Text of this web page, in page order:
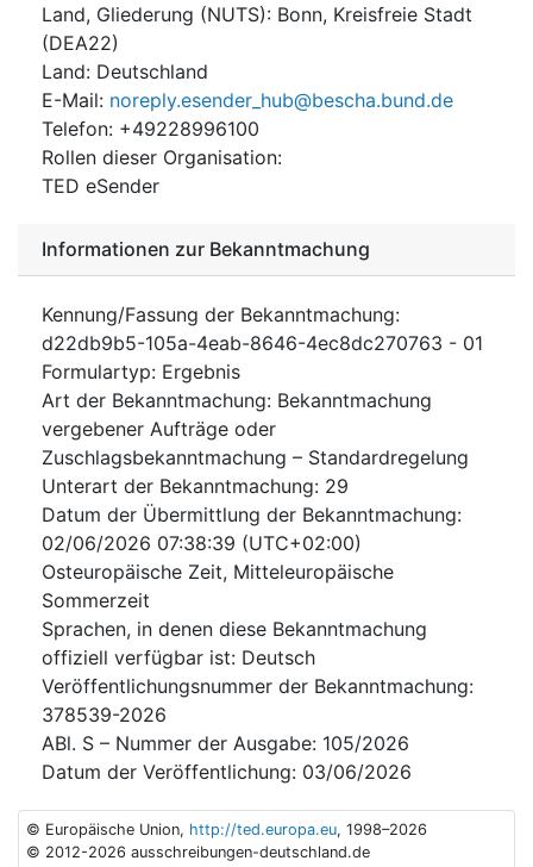
Land, Gliederung (NUTS): Bonn, Kreisfreie Stadt
(DEA22)
Land: Deutschland
E-Mail: noreply.esender_hub@bescha.bund.de
Telefon: +49228996100
Rollen dieser Organisation:
TED eSender
Informationen zur Bekanntmachung
Kennung/Fassung der Bekanntmachung:
d22db9b5-105a-4eab-8646-4ec8dc270763 - 01
Formulartyp: Ergebnis
Art der Bekanntmachung: Bekanntmachung
vergebener Aufträge oder
Zuschlagsbekanntmachung – Standardregelung
Unterart der Bekanntmachung: 29
Datum der Übermittlung der Bekanntmachung:
02/06/2026 07:38:39 (UTC+02:00)
Osteuropäische Zeit, Mitteleuropäische
Sommerzeit
Sprachen, in denen diese Bekanntmachung
offiziell verfügbar ist: Deutsch
Veröffentlichungsnummer der Bekanntmachung:
378539-2026
ABl. S – Nummer der Ausgabe: 105/2026
Datum der Veröffentlichung: 03/06/2026
© Europäische Union, http://ted.europa.eu, 1998–2026
© 2012-2026 ausschreibungen-deutschland.de